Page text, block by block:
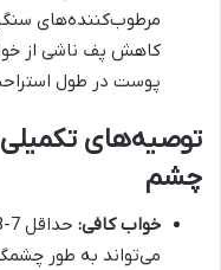
مرطوب‌کننده‌های
کاهش پف ناشی از
پوست در طول
توصیه‌های
چشم
خواب کافی:
می‌تواند به طور